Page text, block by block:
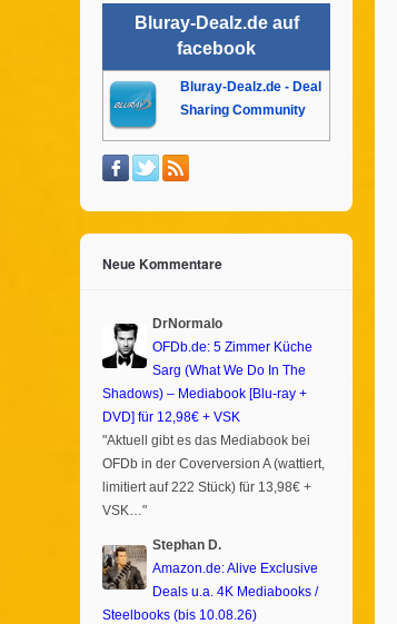
Bluray-Dealz.de auf
facebook
Bluray-Dealz.de - Deal
Sharing Community
Neue Kommentare
DrNormalo
OFDb.de: 5 Zimmer Küche
Sarg (What We Do In The
Shadows) – Mediabook [Blu-ray +
DVD] für 12,98€ + VSK
"Aktuell gibt es das Mediabook bei
OFDb in der Coverversion A (wattiert,
limitiert auf 222 Stück) für 13,98€ +
VSK…"
Stephan D.
Amazon.de: Alive Exclusive
Deals u.a. 4K Mediabooks /
Steelbooks (bis 10.08.26)